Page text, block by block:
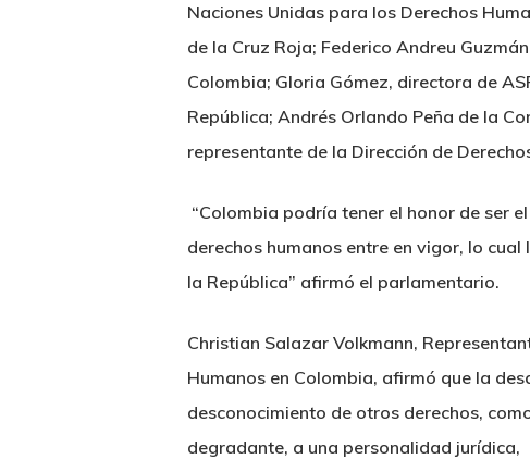
Naciones Unidas para los Derechos
de la Cruz Roja; Federico Andreu
Colombia; Gloria Gómez, directora de
República; Andrés Orlando Peña de la
representante de la Dirección de
“Colombia podría tener el honor de ser
derechos humanos entre en vigor, lo
la República” afirmó el parlamentario.
Christian Salazar Volkmann,
Humanos en Colombia, afirmó que la
desconocimiento de otros derechos,
degradante, a una personalidad